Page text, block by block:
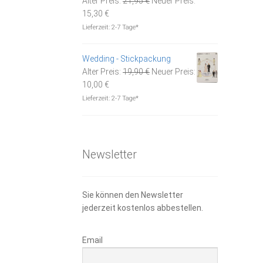
15,30 €Aktueller
Preis
Lieferzeit:2-7 Tage*
Wedding - Stickpackung
Alter Preis: 19,90€ Ursprünglicher
Neuer Preis:
10,00 €Aktueller
Preis
Lieferzeit:2-7 Tage*
Newsletter
Sie können den Newsletter
jederzeit kostenlos abbestellen.
Email